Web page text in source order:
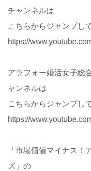
チャンネルは
こちらからジャンプし
https://
アラフォー婚活女子総
ャンネルは
こちらからジャンプし
https://
「市場価値マイナス！
ズ」の